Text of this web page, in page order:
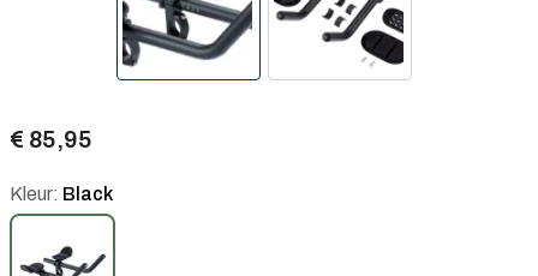
€ 85,95
Kleur: Black